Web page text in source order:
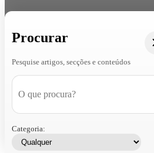
Procurar
Pesquise artigos, secções e conteúdos
Categoria: